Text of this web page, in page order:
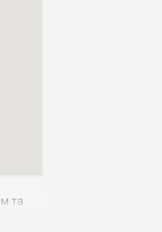
та